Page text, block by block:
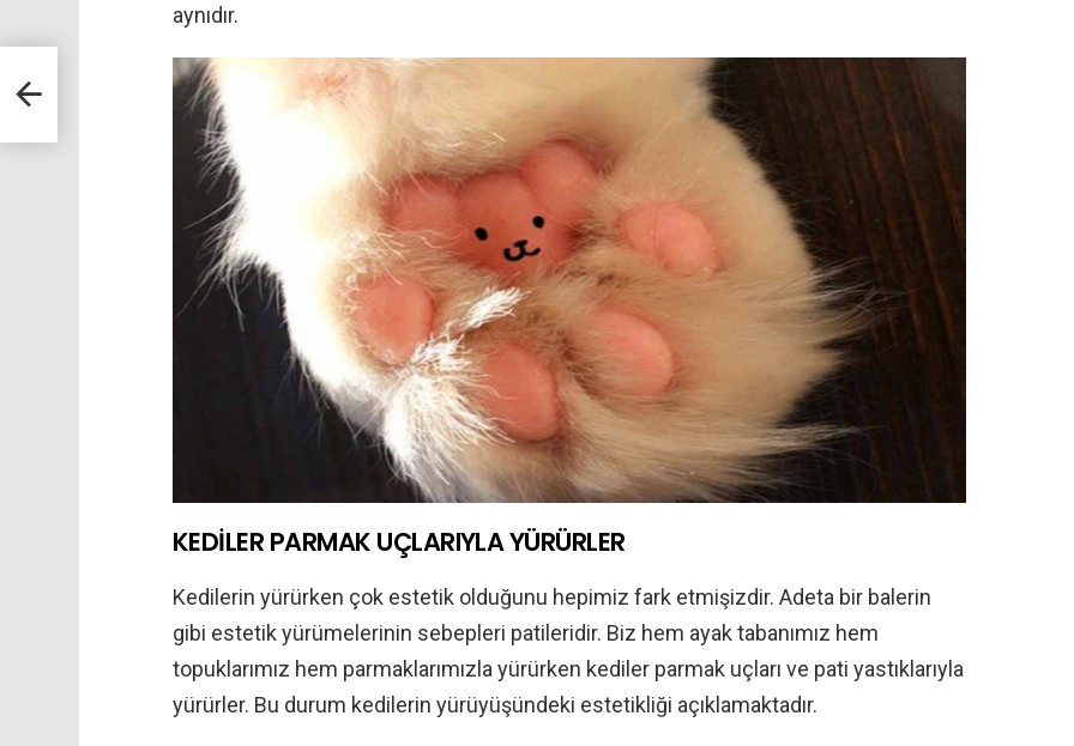
aynıdır.
KEDİLER PARMAK UÇLARIYLA YÜRÜRLER
Kedilerin yürürken çok estetik olduğunu hepimiz fark etmişizdir. Adeta bir balerin
gibi estetik yürümelerinin sebepleri patileridir. Biz hem ayak tabanımız hem
topuklarımız hem parmaklarımızla yürürken kediler parmak uçları ve pati yastıklarıyla
yürürler. Bu durum kedilerin yürüyüşündeki estetikliği açıklamaktadır.